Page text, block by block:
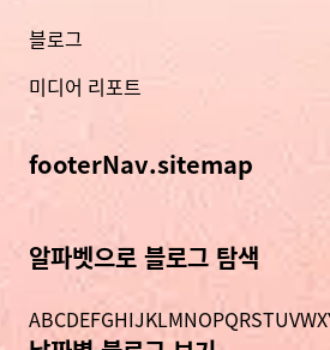
블로그
미디어 리포트
footerNav.sitemap
알파벳으로 블로그 탐색
ABCDEFGHIJKLMNOPQRSTUVWX